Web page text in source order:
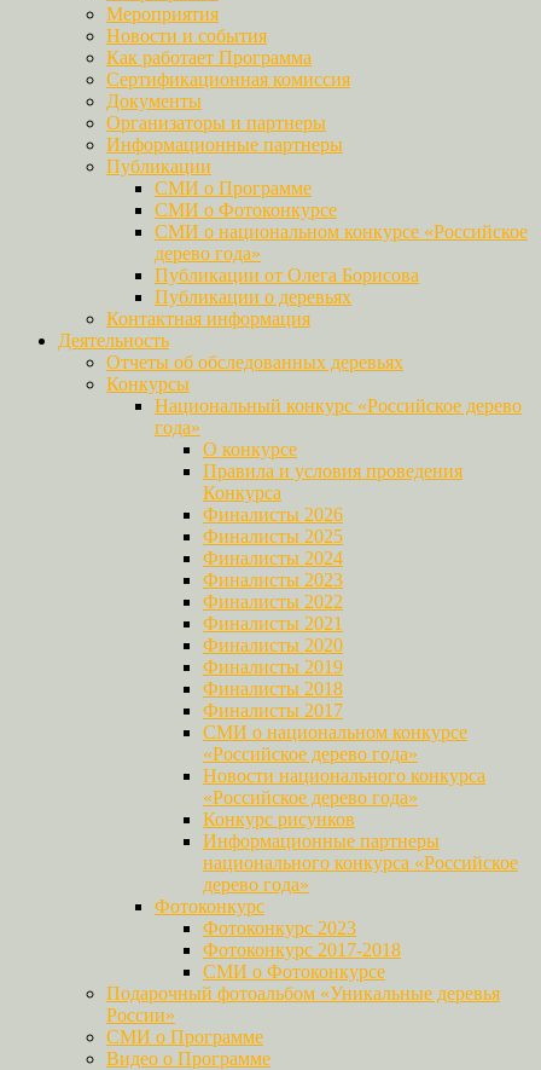
Мероприятия
Новости и события
Как работает Программа
Сертификационная комиссия
Документы
Организаторы и партнеры
Информационные партнеры
Публикации
СМИ о Программе
СМИ о Фотоконкурсе
СМИ о национальном конкурсе «Российское
дерево года»
Публикации от Олега Борисова
Публикации о деревьях
Контактная информация
Деятельность
Отчеты об обследованных деревьях
Конкурсы
Национальный конкурс «Российское дерево
года»
О конкурсе
Правила и условия проведения
Конкурса
Финалисты 2026
Финалисты 2025
Финалисты 2024
Финалисты 2023
Финалисты 2022
Финалисты 2021
Финалисты 2020
Финалисты 2019
Финалисты 2018
Финалисты 2017
СМИ о национальном конкурсе
«Российское дерево года»
Новости национального конкурса
«Российское дерево года»
Конкурс рисунков
Информационные партнеры
национального конкурса «Российское
дерево года»
Фотоконкурс
Фотоконкурс 2023
Фотоконкурс 2017-2018
СМИ о Фотоконкурсе
Подарочный фотоальбом «Уникальные деревья
России»
СМИ о Программе
Видео о Программе